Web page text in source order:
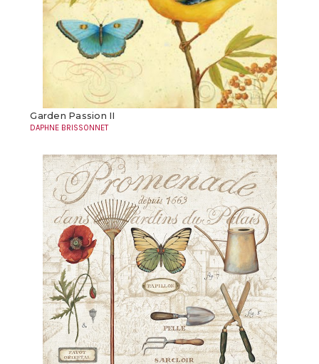
Garden Passion II
DAPHNE BRISSONNET